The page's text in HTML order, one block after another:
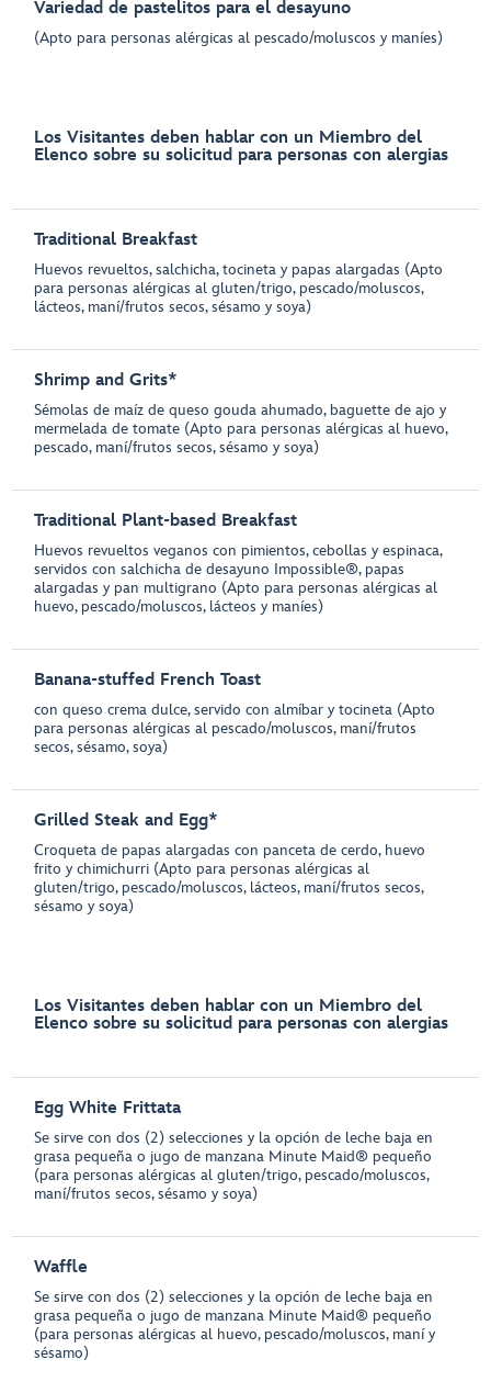
Variedad de pastelitos para el desayuno
(Apto para personas alérgicas al pescado/moluscos y maníes)
Los Visitantes deben hablar con un Miembro del
Elenco sobre su solicitud para personas con alergias
Traditional Breakfast
Huevos revueltos, salchicha, tocineta y papas alargadas (Apto
para personas alérgicas al gluten/trigo, pescado/moluscos,
lácteos, maní/frutos secos, sésamo y soya)
Shrimp and Grits*
Sémolas de maíz de queso gouda ahumado, baguette de ajo y
mermelada de tomate (Apto para personas alérgicas al huevo,
pescado, maní/frutos secos, sésamo y soya)
Traditional Plant-based Breakfast
Huevos revueltos veganos con pimientos, cebollas y espinaca,
servidos con salchicha de desayuno Impossible®, papas
alargadas y pan multigrano (Apto para personas alérgicas al
huevo, pescado/moluscos, lácteos y maníes)
Banana-stuffed French Toast
con queso crema dulce, servido con almíbar y tocineta (Apto
para personas alérgicas al pescado/moluscos, maní/frutos
secos, sésamo, soya)
Grilled Steak and Egg*
Croqueta de papas alargadas con panceta de cerdo, huevo
frito y chimichurri (Apto para personas alérgicas al
gluten/trigo, pescado/moluscos, lácteos, maní/frutos secos,
sésamo y soya)
Los Visitantes deben hablar con un Miembro del
Elenco sobre su solicitud para personas con alergias
Egg White Frittata
Se sirve con dos (2) selecciones y la opción de leche baja en
grasa pequeña o jugo de manzana Minute Maid® pequeño
(para personas alérgicas al gluten/trigo, pescado/moluscos,
maní/frutos secos, sésamo y soya)
Waffle
Se sirve con dos (2) selecciones y la opción de leche baja en
grasa pequeña o jugo de manzana Minute Maid® pequeño
(para personas alérgicas al huevo, pescado/moluscos, maní y
sésamo)